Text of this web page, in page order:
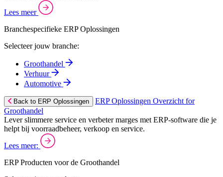
Lees meer
Branchespecifieke ERP Oplossingen
Selecteer jouw branche:
Groothandel
Verhuur
Automotive
Back to ERP Oplossingen
ERP Oplossingen Overzicht for
Groothandel
Lever slimmere service en verbeter marges met ERP-software die je
helpt bij voorraadbeheer, verkoop en service.
Lees meer:
ERP Producten voor de Groothandel